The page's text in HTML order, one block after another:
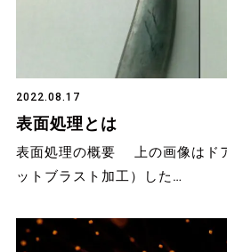
2022.08.17
表面処理とは
表面処理の概要 上の画像はド
ットブラスト加工）した…